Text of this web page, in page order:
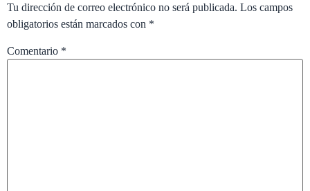
Tu dirección de correo electrónico no será publicada. Los campos
obligatorios están marcados con *
Comentario *